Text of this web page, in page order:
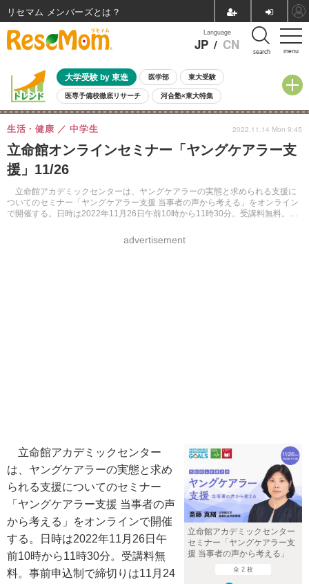
menu
Language
JP / CN search
大学受験 by 東進 医学部 東大受験
医専予備校徹底リサーチ 河合塾×東大特集
親子で考える大学選び 高校受験 中学受験 小学校受験
共通テスト 夏休み
8月開催イベント・WS 全国公立高校 過去問 人気記事
自由研究教材（小学生向け）
立命館オンラインセミナー「ヤングケアラー支
援」11/26
立命館アカデミックセンターは、ヤングケアラーの実態と求められる支援に
ついてのセミナー「ヤングケアラー支援 当事者の声から考える」をオンライン
で開催する。日時は2022年11月26日午前10時から11時30分。受講料無料。事
生活・健康 中学生
advertisement
2022.11.14 Mon 9:45
⽴命館アカデミックセンター
セミナー「ヤングケアラー支
援 当事者の声から考える」
全 2 枚
立命館アカデミックセンター
は、ヤングケアラーの実態と求め
られる支援についてのセミナー
「ヤングケアラー支援 当事者の声
から考える」をオンラインで開催
する。日時は2022年11月26日午
前10時から11時30分。受講料無
料。事前申込制で締切りは11月24
リセマム メンバーズ